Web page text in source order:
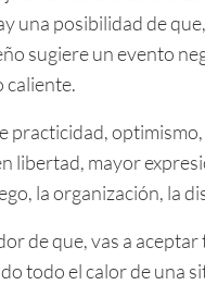
una posibilidad de
sugiere un evento
caliente.
practicidad,
libertad, mayor
la organización, la
de que, vas a
todo el calor de una